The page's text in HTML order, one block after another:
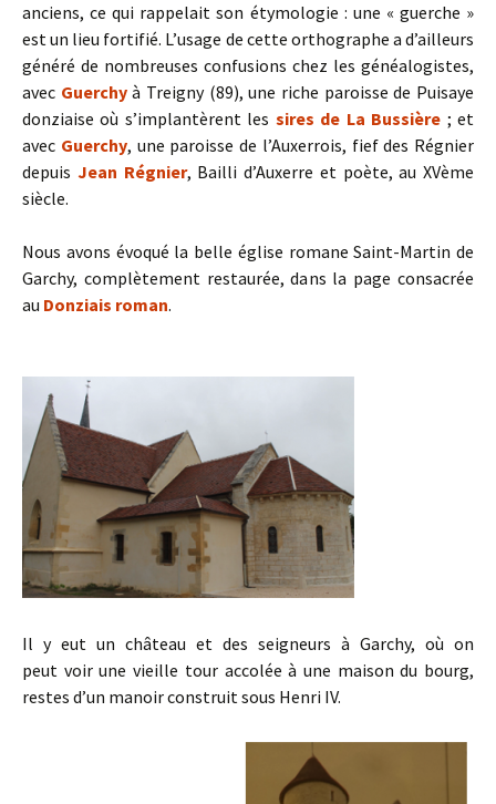
anciens, ce qui rappelait son étymologie : une « guerche »
est un lieu fortifié. L’usage de cette orthographe a d’ailleurs
généré de nombreuses confusions chez les généalogistes,
avec Guerchyà Treigny (89), une riche paroisse de Puisaye
donziaise où s’implantèrent les sires de La Bussière ; et
avec Guerchy, une paroisse de l’Auxerrois, fief des Régnier
depuis Jean Régnier, Bailli d’Auxerre et poète, au XVème
siècle.
Nous avons évoqué la belle église romane Saint-Martin de
Garchy, complètement restaurée, dans la page consacrée
au Donziais roman.
Il y eut un château et des seigneurs à Garchy, où on
peut voir une vieille tour accolée à une maison du bourg,
restes d’un manoir construit sous Henri IV.